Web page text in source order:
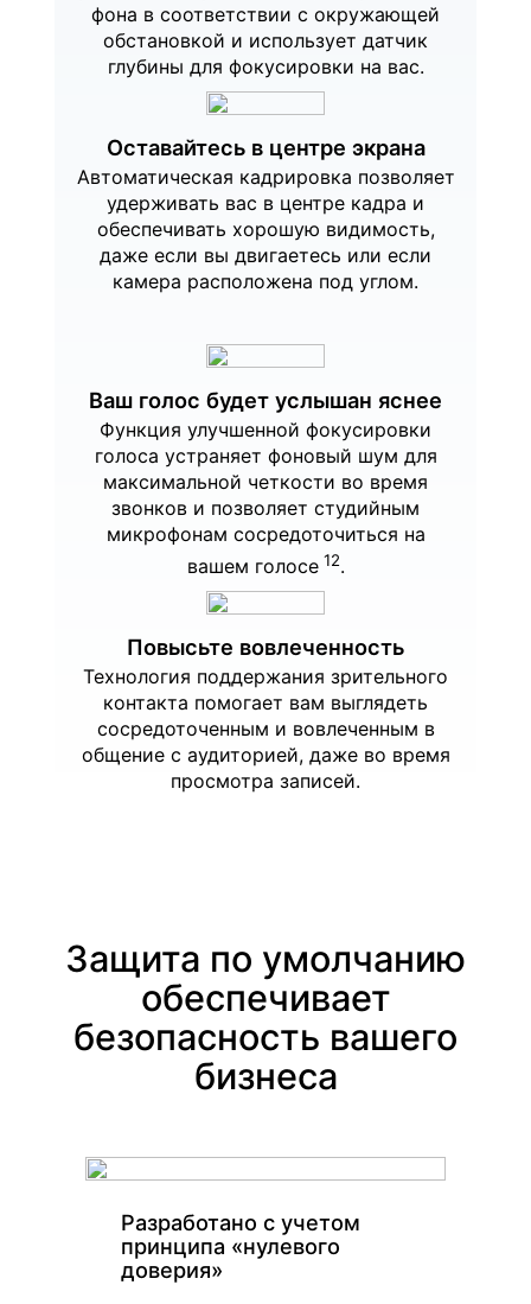
фона в соответствии с окружающей
обстановкой и использует датчик
глубины для фокусировки на вас.
Оставайтесь в центре экрана
Автоматическая кадрировка позволяет
удерживать вас в центре кадра и
обеспечивать хорошую видимость,
даже если вы двигаетесь или если
камера расположена под углом.
Ваш голос будет услышан яснее
Функция улучшенной фокусировки
голоса устраняет фоновый шум для
максимальной четкости во время
звонков и позволяет студийным
микрофонам сосредоточиться на
вашем голосе 12.
Повысьте вовлеченность
Технология поддержания зрительного
контакта помогает вам выглядеть
сосредоточенным и вовлеченным в
общение с аудиторией, даже во время
просмотра записей.
Защита по умолчанию
обеспечивает
безопасность вашего
бизнеса
Разработано с учетом
принципа «нулевого
доверия»